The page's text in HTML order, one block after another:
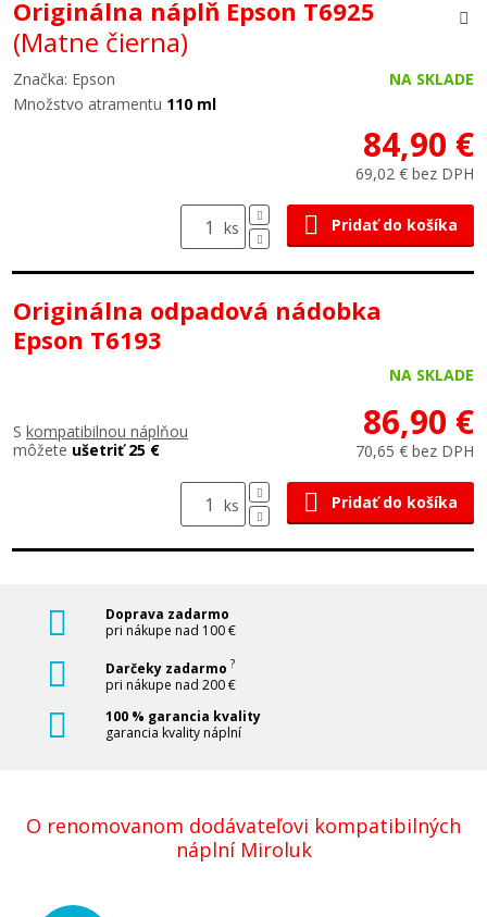
Originálna náplň Epson T6925
(Matne čierna)
Značka: Epson
NA SKLADE
Množstvo atramentu 110 ml
84,90 €
69,02 € bez DPH
ks Pridať do košíka
Originálna odpadová nádobka
Epson T6193
NA SKLADE
S kompatibilnou náplňou
môžete ušetriť 25 €
86,90 €
70,65 € bez DPH
ks Pridať do košíka
Doprava zadarmo
pri nákupe nad 100 €
Darčeky zadarmo ?
pri nákupe nad 200 €
100 % garancia kvality
garancia kvality náplní
O renomovanom dodávateľovi kompatibilných
náplní Miroluk